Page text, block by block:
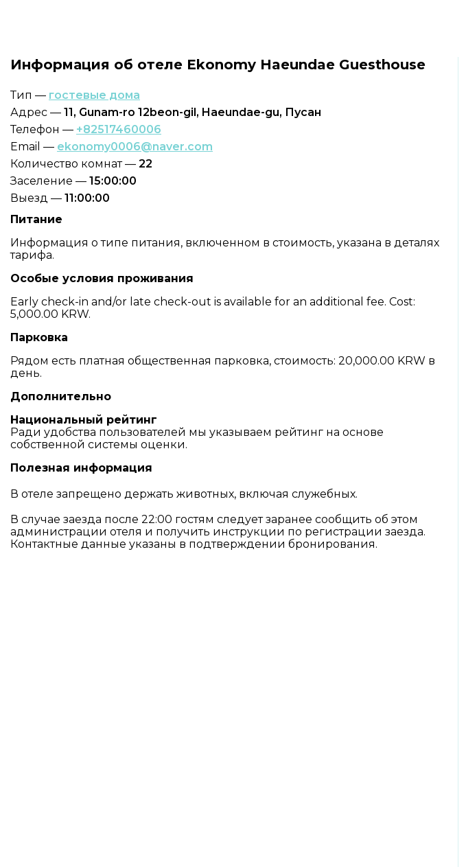
Информация об отеле Ekonomy Haeundae Guesthouse
Тип — гостевые дома
Адрес — 11, Gunam-ro 12beon-gil, Haeundae-gu, Пусан
Телефон — +82517460006
Email — ekonomy0006@naver.com
Количество комнат — 22
Заселение — 15:00:00
Выезд — 11:00:00
Питание
Информация о типе питания, включенном в стоимость, указана в деталях
тарифа.
Особые условия проживания
Early check-in and/or late check-out is available for an additional fee. Cost:
5,000.00 KRW.
Парковка
Рядом есть платная общественная парковка, стоимость: 20,000.00 KRW в
день.
Дополнительно
Национальный рейтинг
Ради удобства пользователей мы указываем рейтинг на основе
собственной системы оценки.
Полезная информация
В отеле запрещено держать животных, включая служебных.
В случае заезда после 22:00 гостям следует заранее сообщить об этом
администрации отеля и получить инструкции по регистрации заезда.
Контактные данные указаны в подтверждении бронирования.